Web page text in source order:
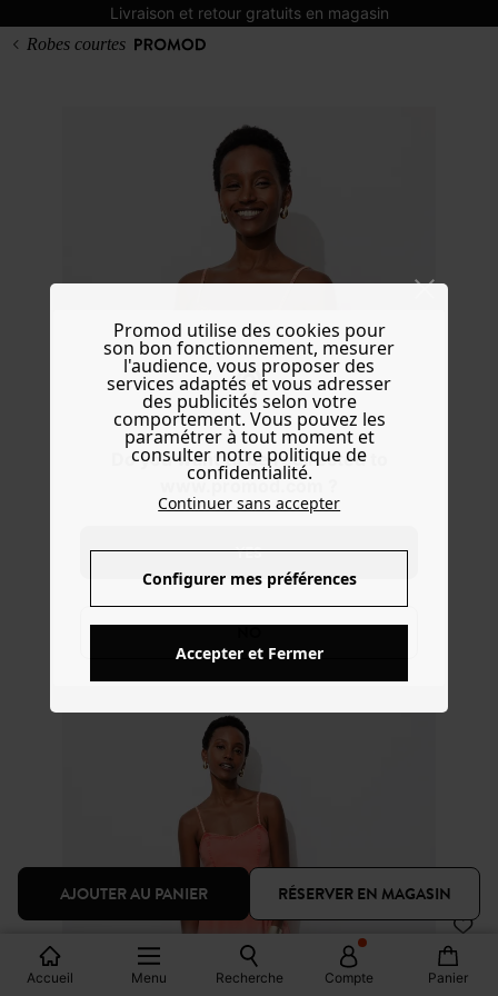
Livraison et retour gratuits en magasin
Do you want to be redirected to
www.promod.com ?
YES
NO
Robes courtes
Accueil Menu Recherche Compte Panier
Looks
AJOUTER AU PANIER RÉSERVER EN MAGASIN
Promod utilise des cookies pour
son bon fonctionnement, mesurer
l'audience, vous proposer des
services adaptés et vous adresser
des publicités selon votre
comportement. Vous pouvez les
paramétrer à tout moment et
consulter notre politique de
confidentialité.
Continuer sans accepter
Configurer mes préférences
Accepter et Fermer